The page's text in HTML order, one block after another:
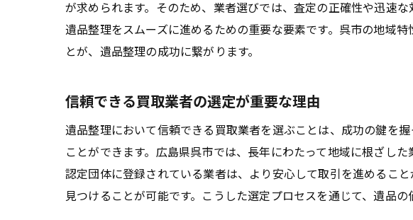
高額買取
呉市での
呉市の遺
遺品整理
成功事例
が求められます。そのため、業者選びでは、査定の正確性や迅速
遺品整理をスムーズに進めるための重要な要素です。呉市の地域
とが、遺品整理の成功に繋がります。
信頼できる買取業者の選定が重要な理由
遺品整理において信頼できる買取業者を選ぶことは、成功の鍵を
ことができます。広島県呉市では、長年にわたって地域に根ざし
認定団体に登録されている業者は、より安心して取引を進めるこ
見つけることが可能です。こうした選定プロセスを通じて、遺品